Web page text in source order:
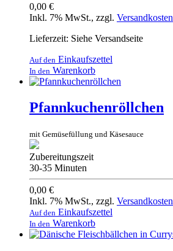
0,00 €
Inkl. 7% MwSt., zzgl. Versandkosten
Lieferzeit: Siehe Versandseite
Auf den Einkaufszettel
In den Warenkorb
Pfannkuchenröllchen
mit Gemüsefüllung und Käsesauce
Zubereitungszeit
30-35 Minuten
0,00 €
Inkl. 7% MwSt., zzgl. Versandkosten
Auf den Einkaufszettel
In den Warenkorb